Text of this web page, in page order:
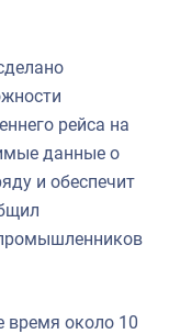
рейса на
данные о
и обеспечит
время около 10